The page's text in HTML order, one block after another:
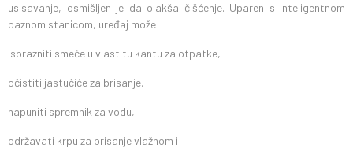
usisavanje, osmišljen je da olakša čišćenje. Uparen s inteligentnom
baznom stanicom, uređaj može:
isprazniti smeće u vlastitu kantu za otpatke,
očistiti jastučiće za brisanje,
napuniti spremnik za vodu,
održavati krpu za brisanje vlažnom i